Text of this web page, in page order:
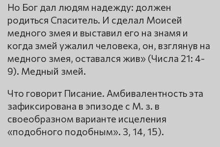
Но Бог дал людям надежду: должен
родиться Спаситель. И сделал Моисей
медного змея и выставил его на знамя и
когда змей ужалил человека, он, взглянув на
медного змея, оставался жив» (Числа 21: 4-
9). Медный змей.
Что говорит Писание. Амбивалентность эта
зафиксирована в эпизоде с М. з. в
своеобразном варианте исцеления
«подобного подобным». 3, 14, 15).